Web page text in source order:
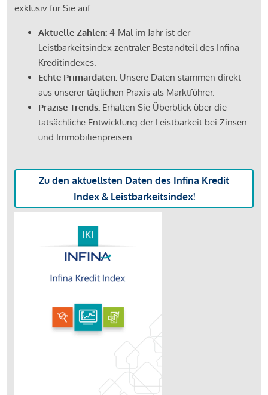
exklusiv für Sie auf:
Aktuelle Zahlen: 4-Mal im Jahr ist der
Leistbarkeitsindex zentraler Bestandteil des Infina
Kreditindexes.
Echte Primärdaten: Unsere Daten stammen direkt
aus unserer täglichen Praxis als Marktführer.
Präzise Trends: Erhalten Sie Überblick über die
tatsächliche Entwicklung der Leistbarkeit bei Zinsen
und Immobilienpreisen.
Zu den aktuellsten Daten des Infina Kredit
Index & Leistbarkeitsindex!